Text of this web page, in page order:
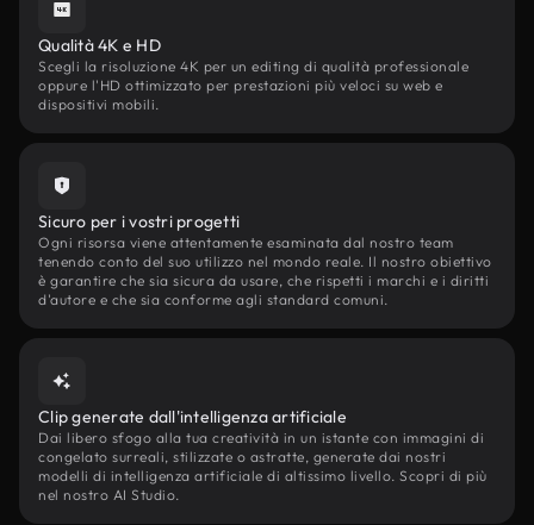
Qualità 4K e HD
Scegli la risoluzione 4K per un editing di qualità professionale
oppure l'HD ottimizzato per prestazioni più veloci su web e
dispositivi mobili.
Sicuro per i vostri progetti
Ogni risorsa viene attentamente esaminata dal nostro team
tenendo conto del suo utilizzo nel mondo reale. Il nostro obiettivo
è garantire che sia sicura da usare, che rispetti i marchi e i diritti
d'autore e che sia conforme agli standard comuni.
Clip generate dall'intelligenza artificiale
Dai libero sfogo alla tua creatività in un istante con immagini di
congelato surreali, stilizzate o astratte, generate dai nostri
modelli di intelligenza artificiale di altissimo livello. Scopri di più
nel nostro AI Studio.